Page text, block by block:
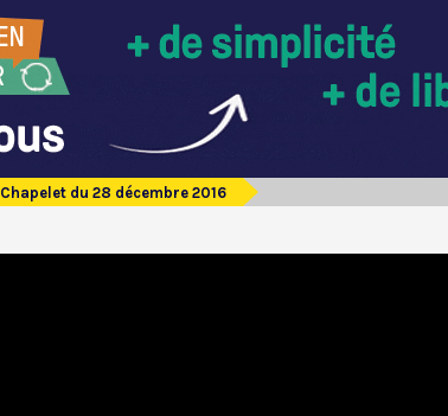
Chapelet du 28 décembre 2016